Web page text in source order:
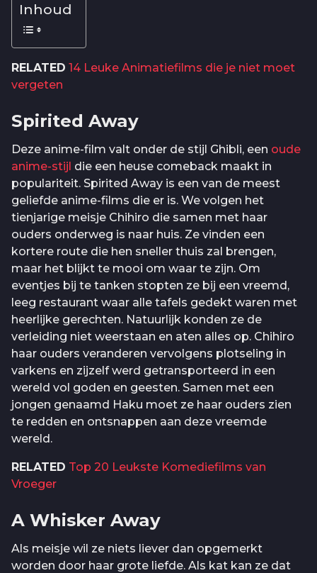
Inhoud
RELATED 14 Leuke Animatiefilms die je niet moet
vergeten
Spirited Away
Deze anime-film valt onder de stijl Ghibli, een oude
anime-stijl die een heuse comeback maakt in
populariteit. Spirited Away is een van de meest
geliefde anime-films die er is. We volgen het
tienjarige meisje Chihiro die samen met haar
ouders onderweg is naar huis. Ze vinden een
kortere route die hen sneller thuis zal brengen,
maar het blijkt te mooi om waar te zijn. Om
eventjes bij te tanken stopten ze bij een vreemd,
leeg restaurant waar alle tafels gedekt waren met
heerlijke gerechten. Natuurlijk konden ze de
verleiding niet weerstaan en aten alles op. Chihiro
haar ouders veranderen vervolgens plotseling in
varkens en zijzelf werd getransporteerd in een
wereld vol goden en geesten. Samen met een
jongen genaamd Haku moet ze haar ouders zien
te redden en ontsnappen aan deze vreemde
wereld.
RELATED Top 20 Leukste Komediefilms van
Vroeger
A Whisker Away
Als meisje wil ze niets liever dan opgemerkt
worden door haar grote liefde. Als kat kan ze dat